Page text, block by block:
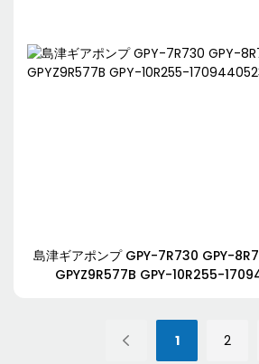
島津ギアポンプ GPY-7R730 GPY-
GPYZ9R577B GPY-10R255-
1 2